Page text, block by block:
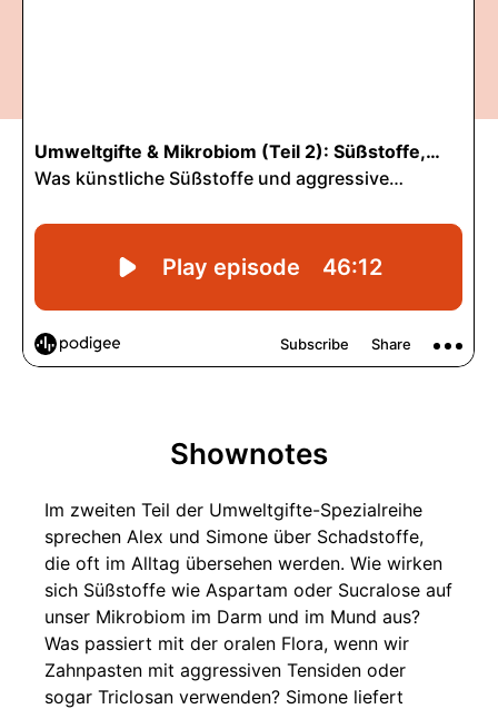
Shownotes
Im zweiten Teil der Umweltgifte-Spezialreihe
sprechen Alex und Simone über Schadstoffe,
die oft im Alltag übersehen werden. Wie wirken
sich Süßstoffe wie Aspartam oder Sucralose auf
unser Mikrobiom im Darm und im Mund aus?
Was passiert mit der oralen Flora, wenn wir
Zahnpasten mit aggressiven Tensiden oder
sogar Triclosan verwenden? Simone liefert